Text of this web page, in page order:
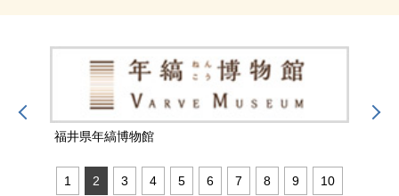
福井県年縞博物館
1 2 3 4 5 6 7 8 9 10